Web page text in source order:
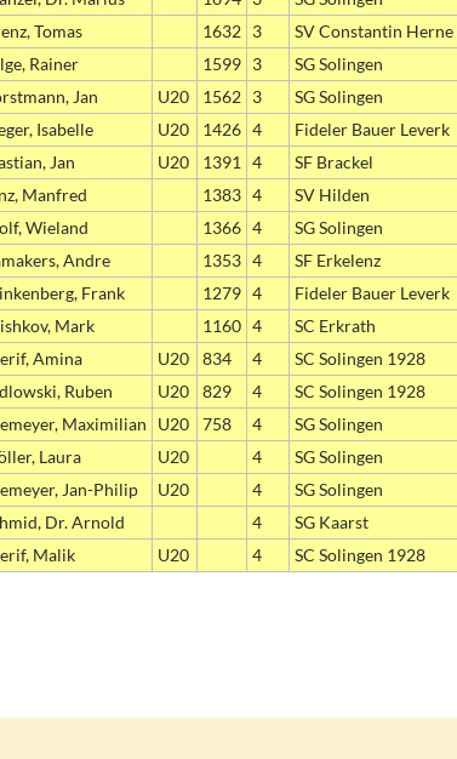
Tomas 1632 3
SV Constantin Herne
Rainer 1599 3
SG Solingen
Jan U20 1562 3
SG Solingen
Isabelle U20 1426 4
Fideler Bauer Leverk
Jan U20 1391 4
SF Brackel
Manfred 1383 4
SV Hilden
Wieland 1366 4
SG Solingen
Andre 1353 4
SF Erkelenz
Frank 1279 4
Fideler Bauer Leverk
Mark 1160 4
SC Erkrath
Amina U20 834 4
SC Solingen 1928
Ruben U20 829 4
SC Solingen 1928
Maximilian U20 758 4
SG Solingen
Laura U20 4
SG Solingen
Jan-Philip U20 4
SG Solingen
Dr. Arnold 4
SG Kaarst
Malik U20 4 SC Solingen 1928